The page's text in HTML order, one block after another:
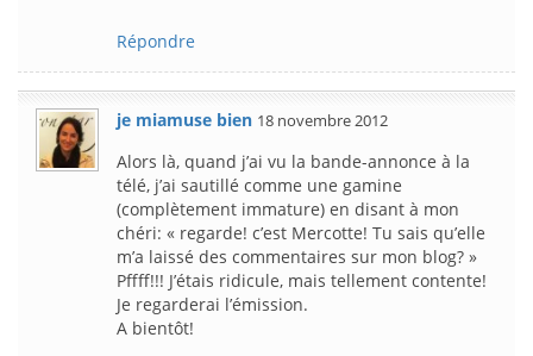
Répondre
je miamuse bien 18 novembre 2012
Alors là, quand j’ai vu la bande-annonce à la
télé, j’ai sautillé comme une gamine
(complètement immature) en disant à mon
chéri: « regarde! c’est Mercotte! Tu sais qu’elle
m’a laissé des commentaires sur mon blog? »
Pffff!!! J’étais ridicule, mais tellement contente!
Je regarderai l’émission.
A bientôt!